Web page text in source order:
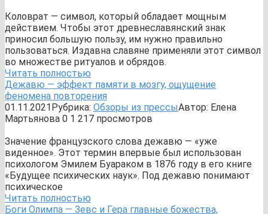
Коловрат — символ, который обладает мощным
действием. Чтобы этот древнеславянский знак
приносил большую пользу, им нужно правильно
пользоваться. Издавна славяне применяли этот символ
во множестве ритуалов и обрядов.
Читать полностью
Дежавю — эффект памяти в мозгу, ощущение
феномена повторения
01.11.2021Рубрика: Обзоры из прессыАвтор: Елена
Мартьянова 0 1 217 просмотров
Значение французского слова дежавю — «уже
виденное». Этот термин впервые был использован
психологом Эмилем Буараком в 1876 году в его книге
«Будущее психических наук». Под дежавю понимают
психическое
Читать полностью
Боги Олимпа — Зевс и Гера главные божества,